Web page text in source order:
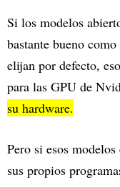
Si los modelos
bastante bueno
elijan por defecto,
para las GPU de
su hardware.
Pero si esos
sus propios